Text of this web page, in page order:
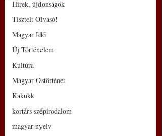
Hírek, újdonságok
Tisztelt Olvasó!
Magyar Idő
Új Történelem
Kultúra
Magyar Őstörténet
Kakukk
kortárs szépirodalom
magyar nyelv